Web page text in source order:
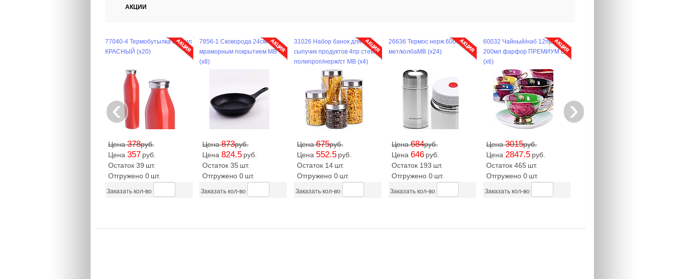
АКЦИИ
77040-4 Термобутылка 600 мл
КРАСНЫЙ (х20)
Цена378руб.
Цена 357 руб.
Остаток 39 шт.
Отгружено 0 шт.
Заказать кол-во
7856-1 Сковорода 24см с
мраморным покрытием MB
(х8)
Цена873руб.
Цена824.5 руб.
Остаток 35 шт.
Отгружено 0 шт.
Заказать кол-во
31026 Набор банок для
сыпучик продуктов 4пр стекло/
полипроп/нерж/ст MB (х4)
Цена675руб.
Цена 552.5 руб.
Остаток 14 шт.
Отгружено 0 шт.
Заказать кол-во
26636 Термос нерж.600мл
мет/колбаMB (х24)
Цена684руб.
Цена646 руб.
Остаток 193 шт.
Отгружено 0 шт.
Заказать кол-во
60032 Чайный/наб 12пр
200мл фарфор ПРЕМИУМ LR
(х6)
Цена3015руб.
Цена 2847.5 руб.
Остаток 465 шт.
Отгружено 0 шт.
Заказать кол-во
‹ ›